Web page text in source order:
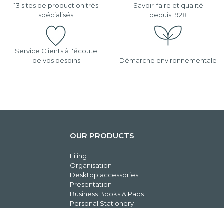
13 sites de production très
spécialisés
Savoir-faire et qualité
depuis 1928
Service Clients à l'écoute
de vos besoins
Démarche environnementale
OUR PRODUCTS
Filing
Organisation
Desktop accessories
Presentation
Business Books & Pads
Personal Stationery